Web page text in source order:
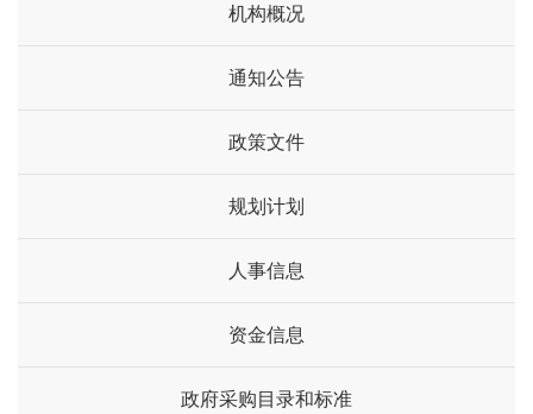
机构概况
通知公告
政策文件
规划计划
人事信息
资金信息
政府采购目录和标准